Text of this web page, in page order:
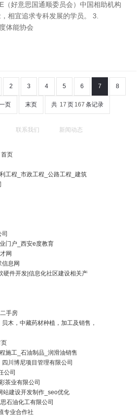
（好意思国通顺委员会）中国相助机构
相宜追求专科发展的学员。 3.
体能协会
2 3 4 5 6 7 8
页 末页 共 17 页 167 条记录
联系我们 新闻动态
页
工程_市政工程_公路工程_建筑
门户_西安e度教育
网
息网
硬件开发|信息化社区建设相关产
手房
木，中藏药材种植，加工及销售，
施工_石油制品_润滑油销售
川博尼项目管理有限公司
公司
茶业有限公司
站建设开发制作_seo优化
石油化工有限公司
专业合作社